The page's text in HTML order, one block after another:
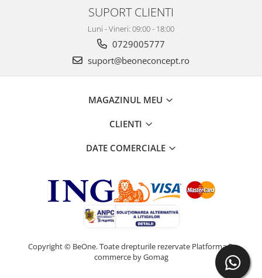
SUPORT CLIENTI
Luni - Vineri: 09:00 - 18:00
0729005777
suport@beoneconcept.ro
MAGAZINUL MEU
CLIENTI
DATE COMERCIALE
Copyright © BeOne. Toate drepturile rezervate Platforma E-
commerce by Gomag